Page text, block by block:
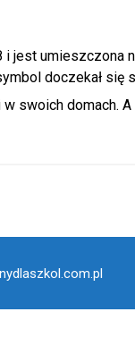
i jest umieszczona
doczekał się
swoich domach.